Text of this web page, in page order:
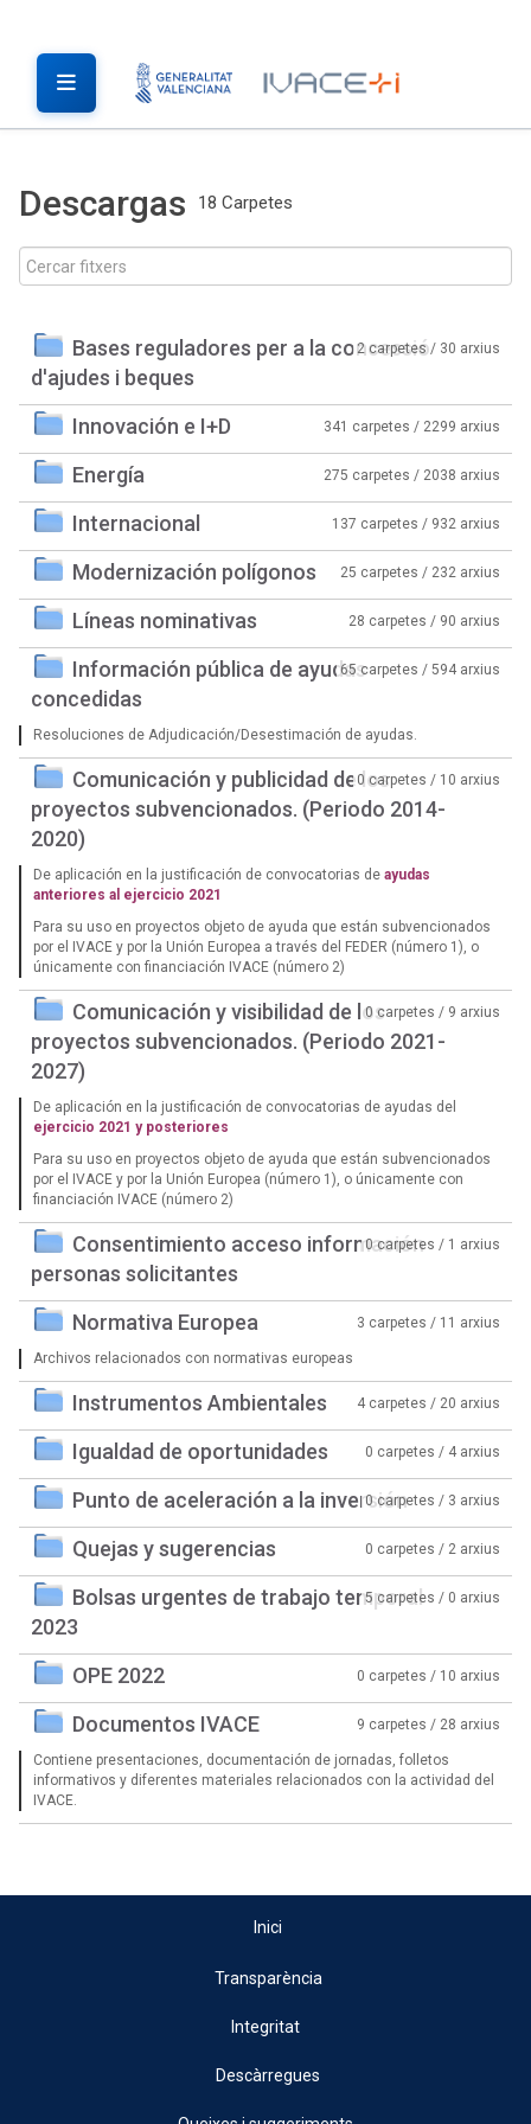
Descargas 18 Carpetes
Bases reguladores per a la concessió
d'ajudes i beques
2 carpetes / 30 arxius
Innovación e I+D 341 carpetes / 2299 arxius
Energía 275 carpetes / 2038 arxius
Internacional 137 carpetes / 932 arxius
Modernización polígonos 25 carpetes / 232 arxius
Líneas nominativas 28 carpetes / 90 arxius
Información pública de ayudas
concedidas
65 carpetes / 594 arxius
Resoluciones de Adjudicación/Desestimación de ayudas.
Comunicación y publicidad de los
proyectos subvencionados. (Periodo 2014-
2020)
0 carpetes / 10 arxius
De aplicación en la justificación de convocatorias de ayudas
anteriores al ejercicio 2021
Para su uso en proyectos objeto de ayuda que están subvencionados
por el IVACE y por la Unión Europea a través del FEDER (número 1), o
únicamente con financiación IVACE (número 2)
Comunicación y visibilidad de los
proyectos subvencionados. (Periodo 2021-
2027)
0 carpetes / 9 arxius
De aplicación en la justificación de convocatorias de ayudas del
ejercicio 2021 y posteriores
Para su uso en proyectos objeto de ayuda que están subvencionados
por el IVACE y por la Unión Europea (número 1), o únicamente con
financiación IVACE (número 2)
Consentimiento acceso información
personas solicitantes
0 carpetes / 1 arxius
Normativa Europea 3 carpetes / 11 arxius
Archivos relacionados con normativas europeas
Instrumentos Ambientales 4 carpetes / 20 arxius
Igualdad de oportunidades 0 carpetes / 4 arxius
Punto de aceleración a la inversión0 carpetes / 3 arxius
Quejas y sugerencias 0 carpetes / 2 arxius
Bolsas urgentes de trabajo temporal
2023
5 carpetes / 0 arxius
OPE 2022 0 carpetes / 10 arxius
Documentos IVACE 9 carpetes / 28 arxius
Contiene presentaciones, documentación de jornadas, folletos
informativos y diferentes materiales relacionados con la actividad del
IVACE.
Inici
Transparència
Integritat
Descàrregues